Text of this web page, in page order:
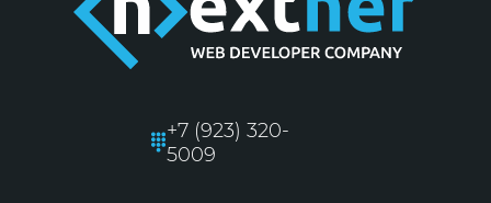
+7 (923) 320-
5009